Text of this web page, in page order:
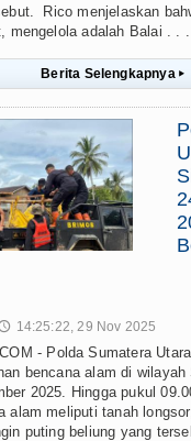
Rico menjelaskan
mengelola adalah Balai . . .
Berita Selengkapnya ▸
14:25:22, 29 Nov 2025
- Polda Sumatera
bencana alam di
2025. Hingga pukul
alam meliputi tanah
puting beliung yang